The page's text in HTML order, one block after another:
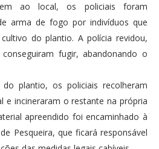
ao local, os policiais foram
arma de fogo por indivíduos que
do plantio. A polícia revidou,
fugir, abandonando o
plantio, os policiais recolheram
e incineraram o restante na própria
apreendido foi encaminhado à
Pesqueira, que ficará responsável